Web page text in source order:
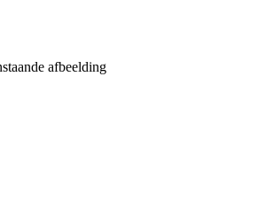
afbeelding